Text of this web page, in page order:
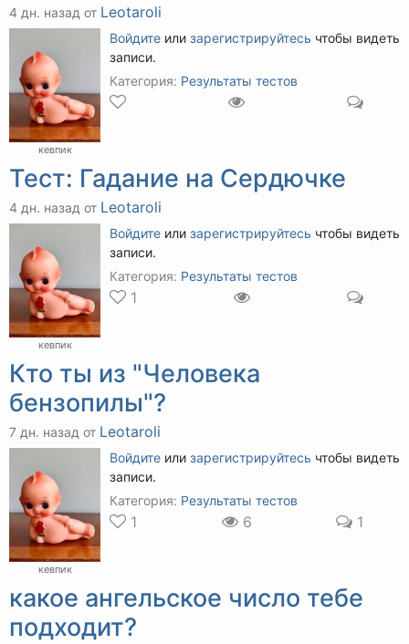
4 дн. назад от Leotaroli
кевпик
Войдите или зарегистрируйтесь чтобы видеть
записи.
Категория: Результаты тестов
Тест: Гадание на Сердючке
4 дн. назад от Leotaroli
кевпик
Войдите или зарегистрируйтесь чтобы видеть
записи.
Категория: Результаты тестов
1
Кто ты из "Человека
бензопилы"?
7 дн. назад от Leotaroli
кевпик
Войдите или зарегистрируйтесь чтобы видеть
записи.
Категория: Результаты тестов
1 6 1
какое ангельское число тебе
подходит?